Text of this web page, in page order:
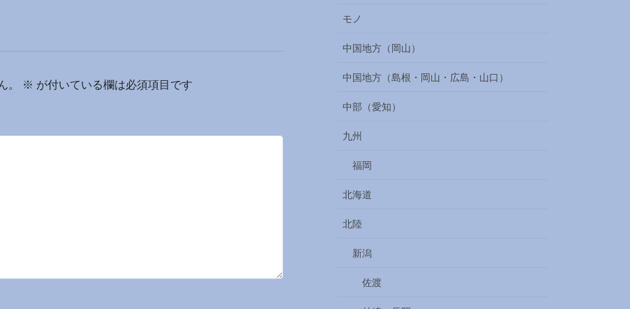
。 ※ が付いている欄は必須項目です
モノ
中国地方（岡山）
中国地方（島根・岡山・広島・山口）
中部（愛知）
九州
福岡
北海道
北陸
新潟
佐渡